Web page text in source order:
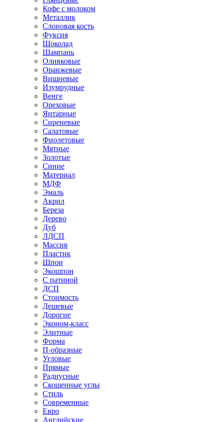
Кофе с молоком
Металлик
Слоновая кость
Фуксия
Шоколад
Шампань
Оливковые
Оранжевые
Вишневые
Изумрудные
Венге
Ореховые
Янтарные
Сиреневые
Салатовые
Фиолетовые
Мятные
Золотые
Синие
Материал
МДФ
Эмаль
Акрил
Береза
Дерево
Дуб
ЛДСП
Массив
Пластик
Шпон
Экошпон
С патиной
ДСП
Стоимость
Дешевые
Дорогие
Эконом-класс
Элитные
Форма
П-образные
Угловые
Прямые
Радиусные
Скошенные углы
Стиль
Современные
Евро
Английские